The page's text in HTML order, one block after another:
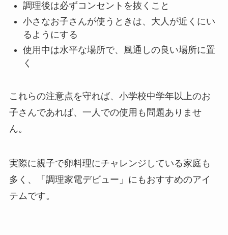
調理後は必ずコンセントを抜くこと
小さなお子さんが使うときは、大人が近くにい
るようにする
使用中は水平な場所で、風通しの良い場所に置
く
これらの注意点を守れば、小学校中学年以上のお
子さんであれば、一人での使用も問題ありませ
ん。
実際に親子で卵料理にチャレンジしている家庭も
多く、「調理家電デビュー」にもおすすめのアイ
テムです。